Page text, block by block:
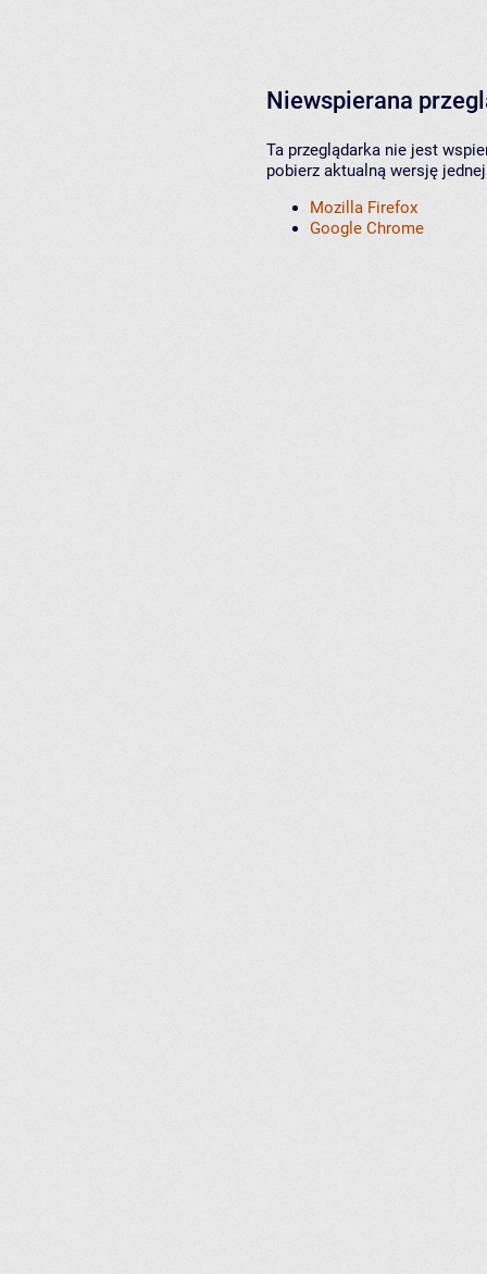
Niewspierana
Ta przeglądarka nie jest
pobierz aktualną wersję
Mozilla Firefox
Google Chrome